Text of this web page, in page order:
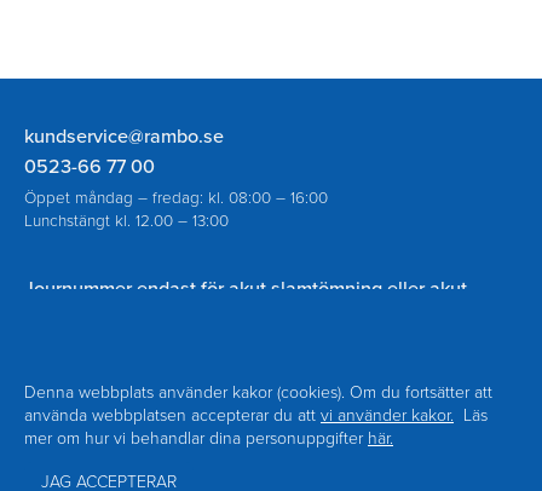
Denna webbplats använder kakor (cookies). Om du fortsätter att
använda webbplatsen accepterar du att vi använder kakor. Läs
mer om hur vi behandlar dina personuppgifter här.
JAG ACCEPTERAR
Rambo
AB
kundservice@rambo.se
0523-66 77 00
Öppet måndag – fredag: kl. 08:00 – 16:00
Lunchstängt kl. 12.00 – 13:00
Journummer endast för akut slamtömning eller akut
Sidfot
Kontakt
Nyheter